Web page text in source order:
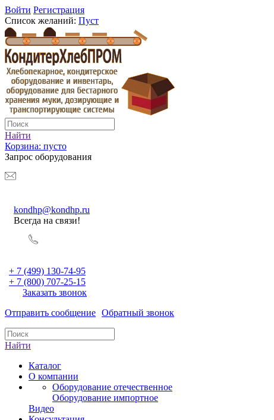
Войти Регистрация
Список желаний: Пуст
Найти
Корзина: пусто
Запрос оборудования
kondhp@kondhp.ru
Всегда на связи!
+ 7 (499) 130-74-95
+ 7 (800) 707-25-15
Заказать звонок
Отправить сообщение Обратный звонок
Найти
Каталог
О компании
Оборудование отечественное
Оборудование импортное
Видео